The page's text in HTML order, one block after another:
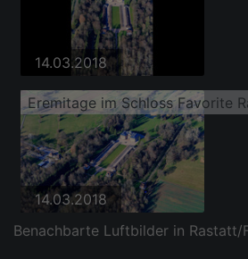
14.03.2018
Eremitage im Schloss Favorite
14.03.2018
Benachbarte Luftbilder in Rastatt/